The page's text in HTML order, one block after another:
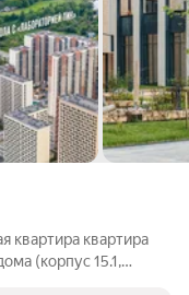
квартира квартира
(корпус 15.1,